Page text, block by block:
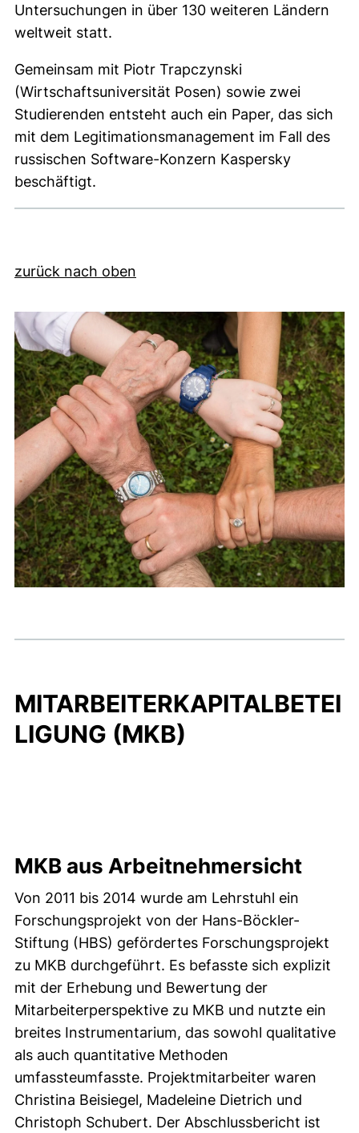
Untersuchungen in über 130 weiteren Ländern
weltweit statt.
Gemeinsam mit Piotr Trapczynski
(Wirtschaftsuniversität Posen) sowie zwei
Studierenden entsteht auch ein Paper, das sich
mit dem Legitimationsmanagement im Fall des
russischen Software-Konzern Kaspersky
beschäftigt.
zurück nach oben
MITARBEITERKAPITALBETEI
LIGUNG (MKB)
MKB aus Arbeitnehmersicht
Von 2011 bis 2014 wurde am Lehrstuhl ein
Forschungsprojekt von der Hans-Böckler-
Stiftung (HBS) gefördertes Forschungsprojekt
zu MKB durchgeführt. Es befasste sich explizit
mit der Erhebung und Bewertung der
Mitarbeiterperspektive zu MKB und nutzte ein
breites Instrumentarium, das sowohl qualitative
als auch quantitative Methoden
umfassteumfasste. Projektmitarbeiter waren
Christina Beisiegel, Madeleine Dietrich und
Christoph Schubert. Der Abschlussbericht ist